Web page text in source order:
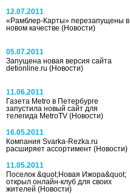
12.07.2011
«Рамблер-Карты» перезапущены в
новом качестве (Новости)
05.07.2011
Запущена новая версия сайта
detionline.ru (Новости)
11.06.2011
Газета Metro в Петербурге
запустила новый сайт для
телегида MetroTV (Новости)
16.05.2011
Компания Svarka-Rezka.ru
расширяет ассортимент (Новости)
11.05.2011
Поселок &quot;Новая Ижора&quot;
открыл онлайн-клуб для своих
жителей (Новости)